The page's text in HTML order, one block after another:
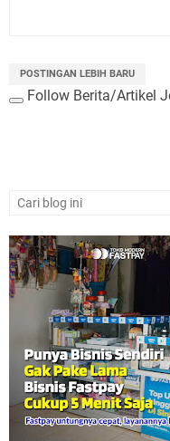
POSTINGAN LEBIH BARU
Follow Berita/Artikel